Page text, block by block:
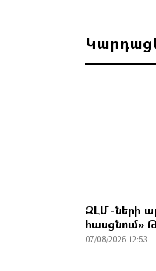
ԶԼՄ-ների
հասցնում»
07/08/2026 12:53